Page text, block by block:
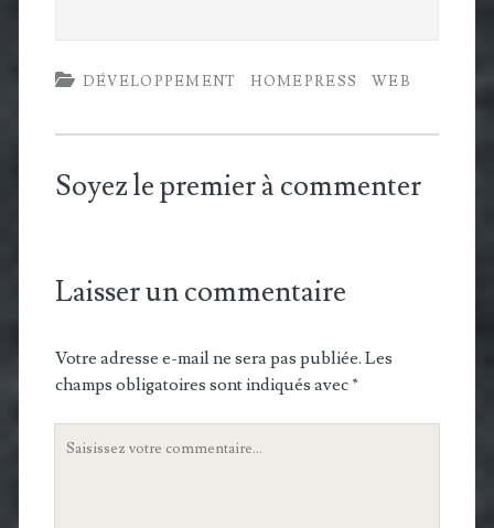
DÉVELOPPEMENT HOMEPRESS WEB
Soyez le premier à commenter
Laisser un commentaire
Votre adresse e-mail ne sera pas publiée. Les
champs obligatoires sont indiqués avec*